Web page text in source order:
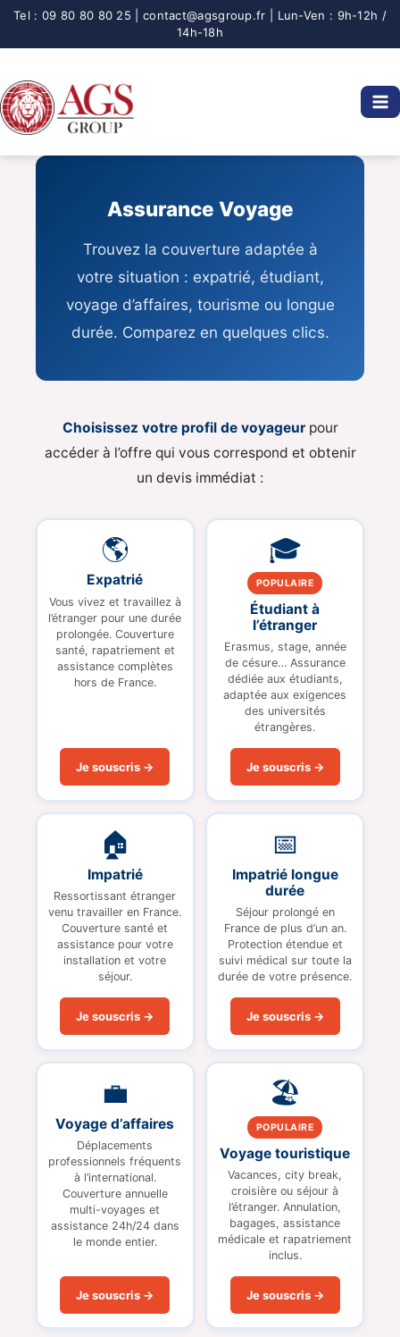
Aller
Assurance Voyage
Trouvez la couverture adaptée à
votre situation : expatrié, étudiant,
voyage d’affaires, tourisme ou longue
durée. Comparez en quelques clics.
Choisissez votre profil de voyageurpour
accéder à l’offre qui vous correspond et obtenir
un devis immédiat :
🌎
Expatrié
Vous vivez et travaillez à
l’étranger pour une durée
prolongée. Couverture
santé, rapatriement et
assistance complètes
hors de France.
Je souscris →
🎓
POPULAIRE
Étudiant à
l’étranger
Erasmus, stage, année
de césure… Assurance
dédiée aux étudiants,
adaptée aux exigences
des universités
étrangères.
Je souscris →
🏠
Impatrié
Ressortissant étranger
venu travailler en France.
Couverture santé et
assistance pour votre
installation et votre
séjour.
Je souscris →
📅
Impatrié longue
durée
Séjour prolongé en
France de plus d’un an.
Protection étendue et
suivi médical sur toute la
durée de votre présence.
Je souscris →
💼
Voyage d’affaires
Déplacements
professionnels fréquents
à l’international.
Couverture annuelle
multi-voyages et
assistance 24h/24 dans
le monde entier.
Je souscris →
🏖
POPULAIRE
Voyage touristique
Vacances, city break,
croisière ou séjour à
l’étranger. Annulation,
bagages, assistance
médicale et rapatriement
inclus.
Je souscris →